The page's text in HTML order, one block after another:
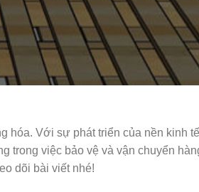
hóa. Với sự phát triển của nền kinh
trong việc bảo vệ và vận chuyển
dõi bài viết nhé!